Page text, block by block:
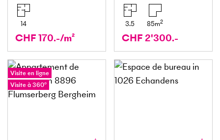
14
CHF 170.-/m²
3.5 85m2
CHF 2'300.-
Visite en ligne
Visite à 360°